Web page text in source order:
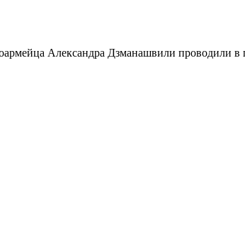
Александра Дзманашвили проводили в